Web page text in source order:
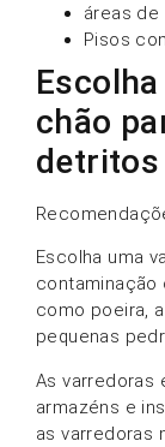
áreas
Pisos
chão
Escolha uma
como poeira,
pequenas
As varredoras
armazéns e
as varredoras